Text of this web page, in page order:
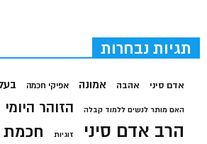
תגיות נבחרות
אדם סיני אהבה אמונה אפיקי חכמה
האם מותר לנשים ללמוד קבלה הזוהר היומי
הרב אדם סיני זוגיות חכמת